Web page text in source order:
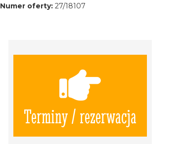
Numer oferty:27/18107
Terminy / rezerwacja